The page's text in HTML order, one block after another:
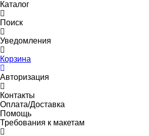
Каталог
Поиск
Уведомления
Корзина
Авторизация
Контакты
Оплата/Доставка
Помощь
Требования к макетам